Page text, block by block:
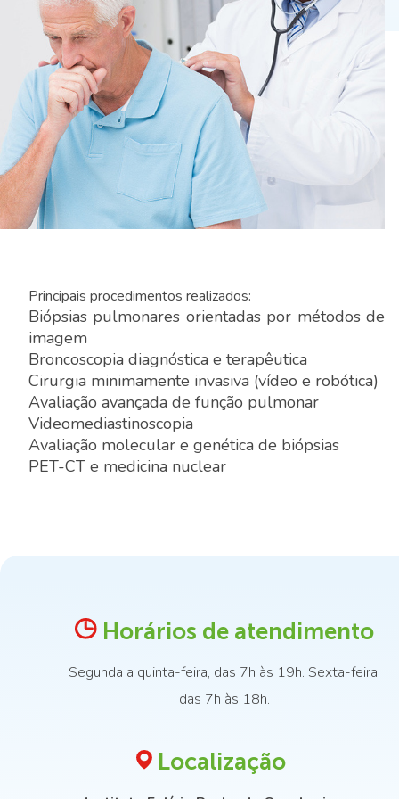
Principais procedimentos realizados:
Biópsias pulmonares orientadas por métodos de
imagem
Broncoscopia diagnóstica e terapêutica
Cirurgia minimamente invasiva (vídeo e robótica)
Avaliação avançada de função pulmonar
Videomediastinoscopia
Avaliação molecular e genética de biópsias
PET-CT e medicina nuclear
Horários de atendimento
Segunda a quinta-feira, das 7h às 19h. Sexta-feira,
das 7h às 18h.
Localização